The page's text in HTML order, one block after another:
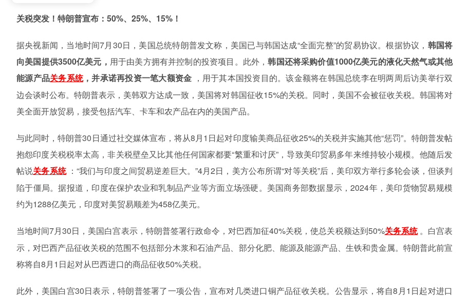
关税突发！特朗普宣布： 50%、25%、15%！
据央视新闻，当地时间7月30日，美国总统特朗普发文称，美国已与韩国达成“全面完整”的贸易协议。根据协议， 韩国将
向美国提供3500亿美元， 用于由美方拥有并控制的投资项目。此外，韩国还将采购价值1000亿美元的液化天然气或其他
能源产品关务系统，并承诺再投资一笔大额资金 ，用于其本国投资目的。该金额将在韩国总统李在明两周后访美举行双
边会谈时公布。特朗普表示，美韩双方达成一致，美国将对韩国征收15%的关税。同时，美国不会被征收关税。韩国将对
美全面开放贸易，接受包括汽车、卡车和农产品在内的美国产品。
与此同时，特朗普30日通过社交媒体宣布，将从8月1日起对印度输美商品征收25%的关税并实施其他“惩罚”。特朗普发帖
抱怨印度关税税率太高，非关税壁垒又比其他任何国家都要“繁重和讨厌”，导致美印贸易多年来维持较小规模。他随后发
帖说关务系统
：“我们与印度之间贸易逆差巨大。”4月2日，美方公布所谓“对等关税”后，美印双方举行多轮会谈，但谈判
陷于僵局。据报道，印度在保护农业和乳制品产业等方面立场强硬。美国商务部数据显示，2024年，美印货物贸易规模
约为1288亿美元，印度对美贸易顺差为458亿美元。
当地时间7月30日，美国白宫表示，特朗普签署行政命令，对巴西加征40%关税，使总关税额达到50%关务系统 。白宫表
示，对巴西产品征收关税的范围不包括部分木浆和石油产品、部分化肥、能源及能源产品、生铁和贵金属。特朗普此前宣
称将自8月1日起对从巴西进口的商品征收50%关税。
此外，美国白宫30日表示，特朗普签署了一项公告，宣布对几类进口铜产品征收关税。公告显示，将自8月1日起对进口